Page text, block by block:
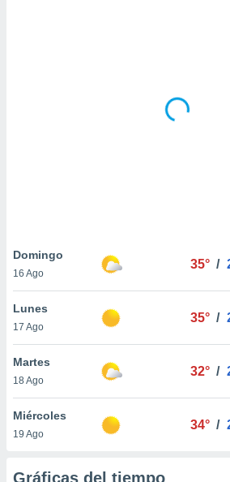
similares
como
sitio
de
traten tus
en
interés
su
Domingo
16 Ago
35° /
Lunes
17 Ago
35° /
Martes
18 Ago
32° /
Miércoles
19 Ago
34° /
Gráficas del tiempo